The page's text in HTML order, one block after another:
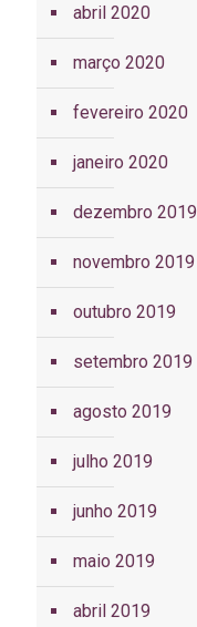
abril 2020
março 2020
fevereiro 2020
janeiro 2020
dezembro 2019
novembro 2019
outubro 2019
setembro 2019
agosto 2019
julho 2019
junho 2019
maio 2019
abril 2019